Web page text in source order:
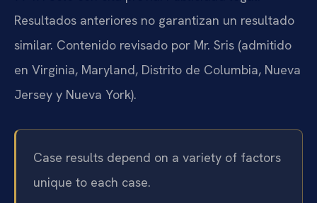
Resultados anteriores no garantizan un resultado
similar. Contenido revisado por Mr. Sris (admitido
en Virginia, Maryland, Distrito de Columbia, Nueva
Jersey y Nueva York).
Case results depend on a variety of factors
unique to each case.